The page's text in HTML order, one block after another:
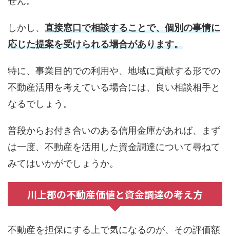
しかし、 直接窓口で相談することで、個別の事情に
応じた提案を受けられる場合があります。
特に、事業目的での利用や、地域に貢献する形での
不動産活用を考えている場合には、良い相談相手と
なるでしょう。
普段からお付き合いのある信用金庫があれば、まず
は一度、不動産を活用した資金調達について尋ねて
みてはいかがでしょうか。
川上郡の不動産価値と資金調達の考え方
不動産を担保にする上で気になるのが、その評価額